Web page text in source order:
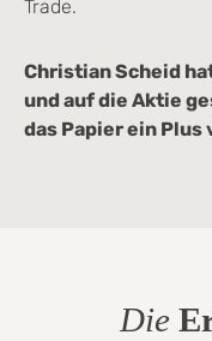
Trade.
Christian Scheid
und auf die Aktie
das Papier ein Plus
Die